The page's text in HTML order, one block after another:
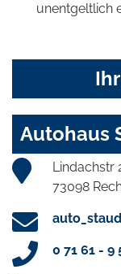
unentgeltlich
Autohaus
Lindachstr
73098
0 71 61 - 9